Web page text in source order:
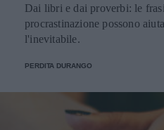
Dai libri e dai proverbi: le
procrastinazione possono
l'inevitabile.
PERDITA DURANGO